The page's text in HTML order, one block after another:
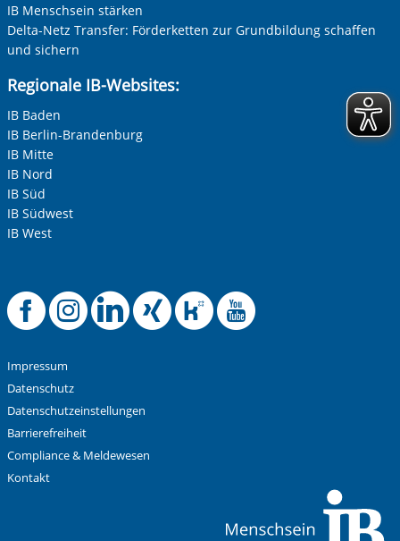
IB Menschsein stärken
Delta-Netz Transfer: Förderketten zur Grundbildung schaffen
und sichern
Regionale IB-Websites:
IB Baden
IB Berlin-Brandenburg
IB Mitte
IB Nord
IB Süd
IB Südwest
IB West
Offizielle
Offizielle
Offizielle
Offizielle
Offizielle
Impressum
Datenschutz
Datenschutzeinstellungen
Barrierefreiheit
Compliance & Meldewesen
Kontakt